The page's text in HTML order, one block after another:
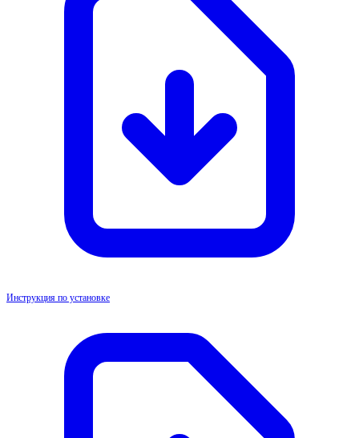
Инструкция по установке